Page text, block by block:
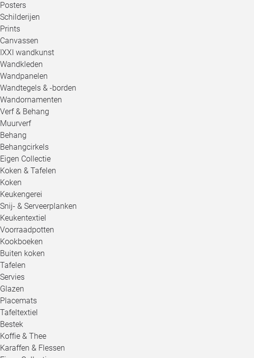
Posters
Schilderijen
Prints
Canvassen
IXXI wandkunst
Wandkleden
Wandpanelen
Wandtegels & -borden
Wandornamenten
Verf & Behang
Muurverf
Behang
Behangcirkels
Eigen Collectie
Koken & Tafelen
Koken
Keukengerei
Snij- & Serveerplanken
Keukentextiel
Voorraadpotten
Kookboeken
Buiten koken
Tafelen
Servies
Glazen
Placemats
Tafeltextiel
Bestek
Koffie & Thee
Karaffen & Flessen